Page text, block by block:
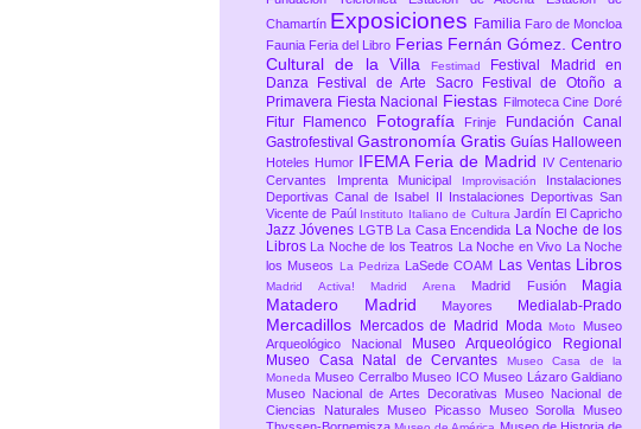
Chamartín Exposiciones Familia Faro de Moncloa
Faunia Feria del Libro Ferias Fernán Gómez. Centro
Cultural de la VillaFestimad
Festival Madrid en
Danza
Festival de Arte Sacro
Festival de Otoño a
Primavera Fiesta Nacional Fiestas Filmoteca Cine Doré
Fitur Flamenco Fotografía Frinje
Fundación Canal
Gastrofestival Gastronomía Gratis Guías Halloween
Hoteles Humor IFEMA Feria de Madrid
IV Centenario
Cervantes
Imprenta Municipal Improvisación
Instalaciones
Deportivas Canal de Isabel II
Instalaciones Deportivas San
Vicente de Paúl
Instituto Italiano de CulturaJardín El Capricho
JazzJóvenes LGTB La Casa Encendida La Noche de los
Libros
La Noche de los Teatros La Noche en Vivo
La Noche
los Museos
La Pedriza LaSede COAM Las Ventas Libros
Madrid Activa! Madrid Arena Madrid Fusión Magia
Matadero Madrid Mayores Medialab-Prado
Mercadillos Mercados de Madrid ModaMoto Museo
Arqueológico Nacional
Museo Arqueológico Regional
Museo Casa Natal de Cervantes
Museo Casa de la
Moneda Museo Cerralbo Museo ICO Museo Lázaro Galdiano
Museo Nacional de Artes Decorativas Museo Nacional de
Ciencias Naturales Museo Picasso Museo Sorolla Museo